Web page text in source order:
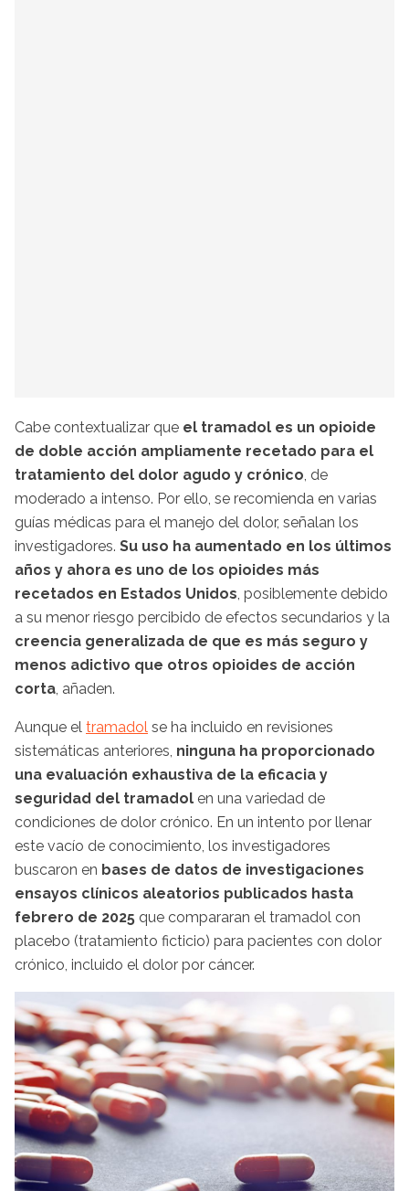
Cabe contextualizar que el tramadol es un opioide
de doble acción ampliamente recetado para el
tratamiento del dolor agudo y crónico, de
moderado a intenso. Por ello, se recomienda en varias
guías médicas para el manejo del dolor, señalan los
investigadores. Su uso ha aumentado en los últimos
años y ahora es uno de los opioides más
recetados en Estados Unidos, posiblemente debido
a su menor riesgo percibido de efectos secundarios y la
creencia generalizada de que es más seguro y
menos adictivo que otros opioides de acción
corta, añaden.
Aunque el tramadol se ha incluido en revisiones
sistemáticas anteriores, ninguna ha proporcionado
una evaluación exhaustiva de la eficacia y
seguridad del tramadol en una variedad de
condiciones de dolor crónico. En un intento por llenar
este vacío de conocimiento, los investigadores
buscaron en bases de datos de investigaciones
ensayos clínicos aleatorios publicados hasta
febrero de 2025 que compararan el tramadol con
placebo (tratamiento ficticio) para pacientes con dolor
crónico, incluido el dolor por cáncer.